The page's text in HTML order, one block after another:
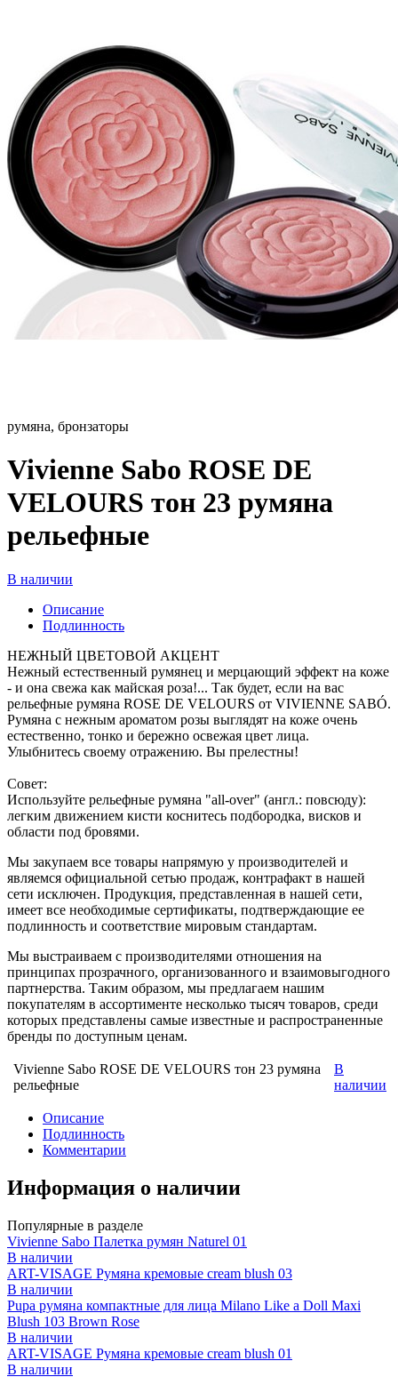
румяна, бронзаторы
Vivienne Sabo ROSE DE
VELOURS тон 23 румяна
рельефные
В наличии
Описание
Подлинность
НЕЖНЫЙ ЦВЕТОВОЙ АКЦЕНТ
Нежный естественный румянец и мерцающий эффект на коже
- и она свежа как майская роза!... Так будет, если на вас
рельефные румяна ROSE DE VELOURS от VIVIENNE SABÓ.
Румяна с нежным ароматом розы выглядят на коже очень
естественно, тонко и бережно освежая цвет лица.
Улыбнитесь своему отражению. Вы прелестны!
Совет:
Используйте рельефные румяна "all-over" (англ.: повсюду):
легким движением кисти коснитесь подбородка, висков и
области под бровями.
Мы закупаем все товары напрямую у производителей и
являемся официальной сетью продаж, контрафакт в нашей
сети исключен. Продукция, представленная в нашей сети,
имеет все необходимые сертификаты, подтверждающие ее
подлинность и соответствие мировым стандартам.
Мы выстраиваем с производителями отношения на
принципах прозрачного, организованного и взаимовыгодного
партнерства. Таким образом, мы предлагаем нашим
покупателям в ассортименте несколько тысяч товаров, среди
которых представлены самые известные и распространенные
бренды по доступным ценам.
Vivienne Sabo ROSE DE VELOURS тон 23 румяна
рельефные
В
наличии
Описание
Подлинность
Комментарии
Информация о наличии
Популярные в разделе
Vivienne Sabo Палетка румян Naturel 01
В наличии
ART-VISAGE Румяна кремовые cream blush 03
В наличии
Pupa румяна компактные для лица Milano Like a Doll Maxi
Blush 103 Brown Rose
В наличии
ART-VISAGE Румяна кремовые cream blush 01
В наличии